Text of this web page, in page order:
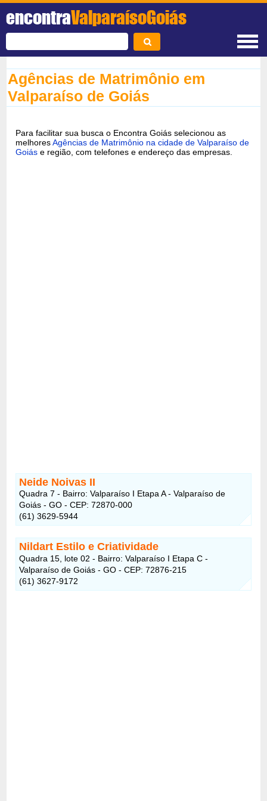
encontraValparaísoGoiás
Agências de Matrimônio em
Valparaíso de Goiás
Para facilitar sua busca o Encontra Goiás selecionou as
melhoresAgências de Matrimônio na cidade de Valparaíso de
Goiás e região, com telefones e endereço das empresas.
Neide Noivas II
Quadra 7 - Bairro: Valparaíso I Etapa A - Valparaíso de
Goiás - GO - CEP: 72870-000
(61) 3629-5944
Nildart Estilo e Criatividade
Quadra 15, lote 02 - Bairro: Valparaíso I Etapa C -
Valparaíso de Goiás - GO - CEP: 72876-215
(61) 3627-9172